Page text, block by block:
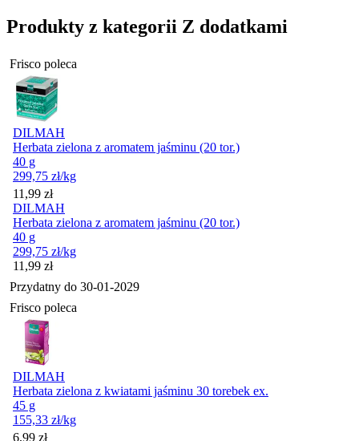
Produkty z kategorii Z dodatkami
Frisco poleca
DILMAH
Herbata zielona z aromatem jaśminu (20 tor.)
40 g
299,75 zł/kg
Cena
11,99 zł
DILMAH
Herbata zielona z aromatem jaśminu (20 tor.)
40 g
299,75 zł/kg
Cena
11,99 zł
Przydatny do 30-01-2029
Frisco poleca
DILMAH
Herbata zielona z kwiatami jaśminu 30 torebek ex.
45 g
155,33 zł/kg
Cena
6,99 zł